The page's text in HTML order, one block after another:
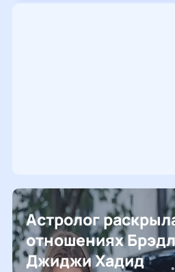
Астролог
отношениях
Джиджи Хадид